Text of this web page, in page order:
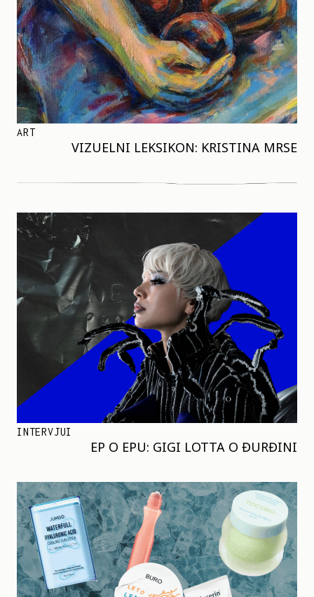
ART
VIZUELNI LEKSIKON: KRISTINA MRSE
INTERVJUI
EP O EPU: GIGI LOTTA O ĐURĐINI